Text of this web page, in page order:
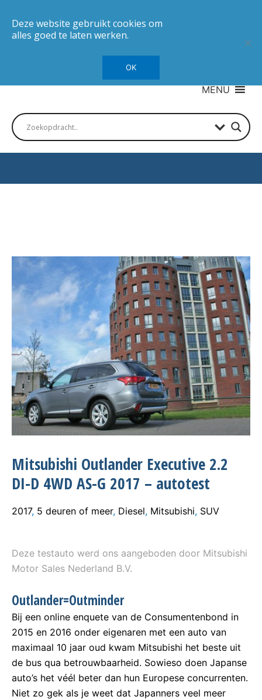
MENU
Mitsubishi Outlander Executive 2.2
DI-D 4WD AS-G 2017 – autotest
2017, 5 deuren of meer, Diesel, Mitsubishi, SUV
Deze testauto werd ons aangeboden door Mitsubishi
Motor Sales Nederland B.V.
Outlander=Outminder
Bij een online enquete van de Consumentenbond in
2015 en 2016 onder eigenaren met een auto van
maximaal 10 jaar oud kwam Mitsubishi het beste uit
de bus qua betrouwbaarheid. Sowieso doen Japanse
auto’s het véél beter dan hun Europese concurrenten.
Niet zo gek als je weet dat Japanners veel meer
Deze website gebruikt cookies om
alles goed te laten werken.
OK